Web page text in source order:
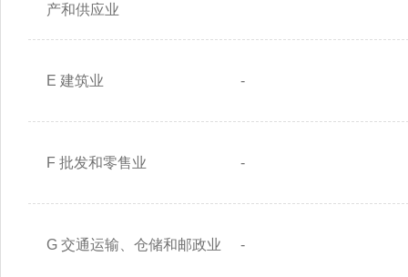
产和供应业
E 建筑业 -
F 批发和零售业 -
G 交通运输、仓储和邮政业 -